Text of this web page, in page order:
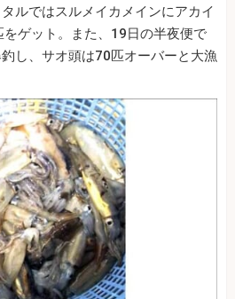
ルではスルメイカメインにアカイ
ゲット。また、19日の半夜便で
し、サオ頭は70匹オーバーと大漁